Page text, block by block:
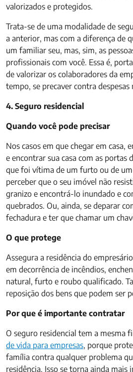
valorizados e protegidos.
Trata-se de uma modalidade de
a anterior, mas com a diferença de
um familiar seu, mas, sim, as
profissionais com você. Essa é,
de valorizar os colaboradores da
tempo, se precaver contra despesas
4. Seguro residencial
Quando você pode precisar
Nos casos em que chegar em casa,
e encontrar sua casa com as portas
que foi vítima de um furto ou de
perceber que o seu imóvel não
granizo e encontrá-lo inundado e
quebrados. Ou, ainda, se deparar
fechadura e ter que chamar um
O que protege
Assegura a residência do
em decorrência de incêndios,
natural, furto e roubo qualificado.
reposição dos bens que podem ser
Por que é importante contratar
O seguro residencial tem a mesma
de vida para empresas, porque
família contra qualquer problema
residência. Isso se torna ainda mais